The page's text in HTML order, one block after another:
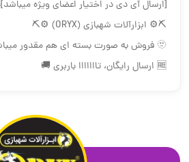
[ارسال آی دی در اختیار اعضای ویژه میباشد]75
⛏⚙️ ابزارآلات شهبازی (ORYX) ⚙️⛏
🫥 فروش به صورت بسته ای هم مقدور ميباشد.
🆓 ارسال رایگان، تااااااا باربری 🚚